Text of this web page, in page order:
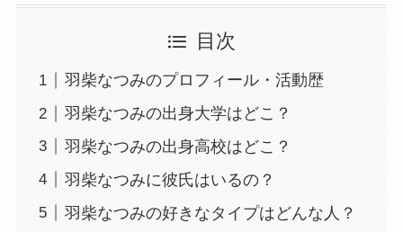
目次
羽柴なつみのプロフィール・活動歴
羽柴なつみの出身大学はどこ？
羽柴なつみの出身高校はどこ？
羽柴なつみに彼氏はいるの？
羽柴なつみの好きなタイプはどんな人？